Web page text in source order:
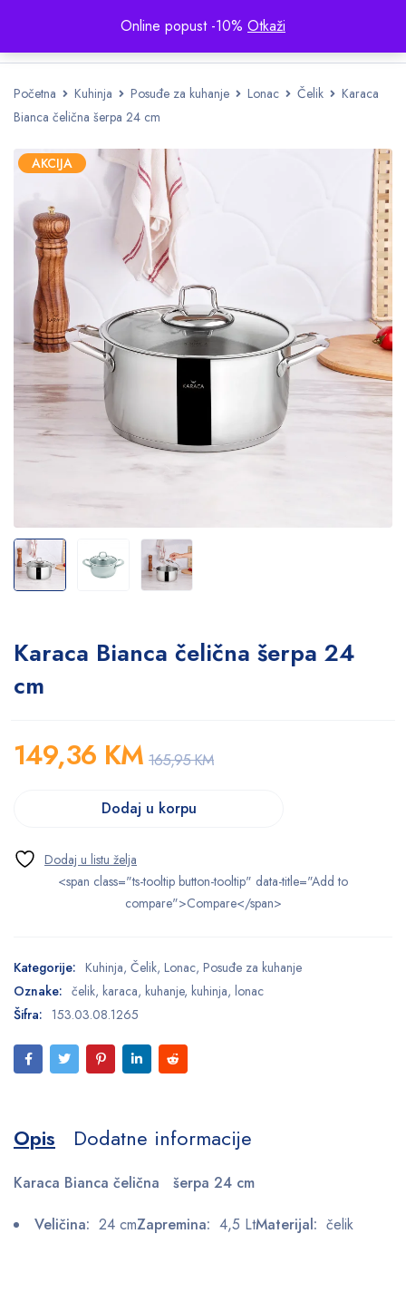
Online popust -10% Otkaži
Početna Kuhinja Posuđe za kuhanje Lonac Čelik
Karaca
Bianca čelična šerpa 24 cm
AKCIJA
Karaca Bianca čelična šerpa 24
cm
165,95KM
149,36 KM
Dodaj u korpu
<span class="ts-tooltip button-tooltip" data-title="Add to
compare">Compare</span>
Kategorije: Kuhinja, Čelik, Lonac, Posuđe za kuhanje
Oznake: čelik, karaca, kuhanje, kuhinja, lonac
Šifra: 153.03.08.1265
Opis Dodatne informacije
Karaca Bianca čelična šerpa 24 cm
Veličina: 24 cmZapremina: 4,5 LtMaterijal: čelik